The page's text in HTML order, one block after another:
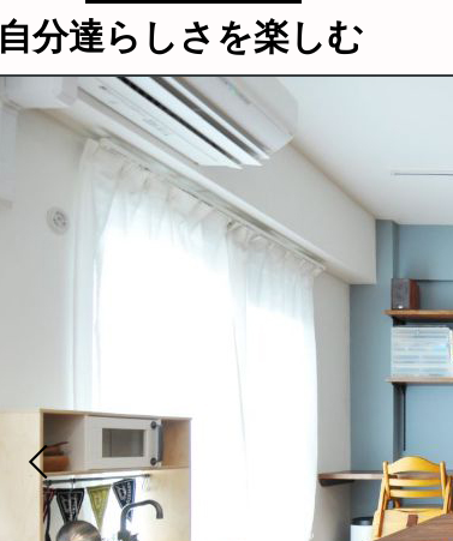
自分達らしさを楽しむ